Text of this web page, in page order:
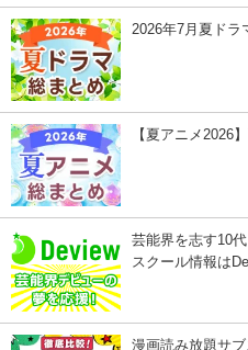
2026年7月夏ドラ
【夏アニメ2026
芸能界を志す10
スクール情報は
漫画読み放題サブ